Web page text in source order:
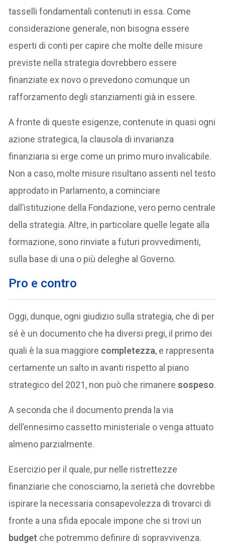
tasselli fondamentali contenuti in essa. Come
considerazione generale, non bisogna essere
esperti di conti per capire che molte delle misure
previste nella strategia dovrebbero essere
finanziate ex novo o prevedono comunque un
rafforzamento degli stanziamenti già in essere.
A fronte di queste esigenze, contenute in quasi ogni
azione strategica, la clausola di invarianza
finanziaria si erge come un primo muro invalicabile.
Non a caso, molte misure risultano assenti nel testo
approdato in Parlamento, a cominciare
dall’istituzione della Fondazione, vero perno centrale
della strategia. Altre, in particolare quelle legate alla
formazione, sono rinviate a futuri provvedimenti,
sulla base di una o più deleghe al Governo.
Pro e contro
Oggi, dunque, ogni giudizio sulla strategia, che di per
sé è un documento che ha diversi pregi, il primo dei
quali è la sua maggiore completezza, e rappresenta
certamente un salto in avanti rispetto al piano
strategico del 2021, non può che rimaneresospeso.
A seconda che il documento prenda la via
dell’ennesimo cassetto ministeriale o venga attuato
almeno parzialmente.
Esercizio per il quale, pur nelle ristrettezze
finanziarie che conosciamo, la serietà che dovrebbe
ispirare la necessaria consapevolezza di trovarci di
fronte a una sfida epocale impone che si trovi un
budget che potremmo definire di sopravvivenza.